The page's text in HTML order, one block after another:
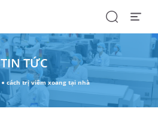
SearchOpen
TIN TỨC
cách trị viêm xoang tại nhà